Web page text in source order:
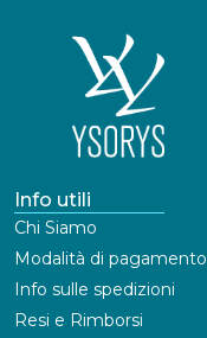
Info utili
Chi Siamo
Modalità di pagamento
Info sulle spedizioni
Resi e Rimborsi